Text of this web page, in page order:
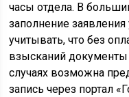
часы отдела. В
заполнение
учитывать, что без
взысканий
случаях возможна
запись через портал